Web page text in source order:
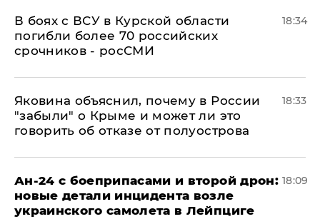
В боях с ВСУ в Курской области
погибли более 70 российских
срочников - росСМИ
18:34
Яковина объяснил, почему в России
"забыли" о Крыме и может ли это
говорить об отказе от полуострова
18:33
Ан-24 с боеприпасами и второй дрон:
новые детали инцидента возле
украинского самолета в Лейпциге
18:09